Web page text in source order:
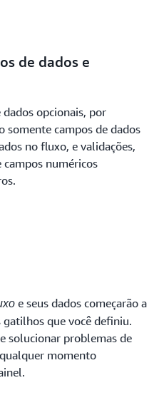
de dados e
opcionais, por
somente campos de dados
no fluxo, e validações,
numéricos
e seus dados começarão a
que você definiu.
solucionar problemas de
momento